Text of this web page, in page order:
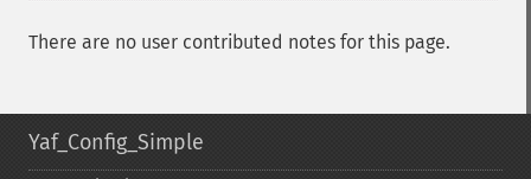
There are no user contributed notes for this page.
Yaf_Config_Simple